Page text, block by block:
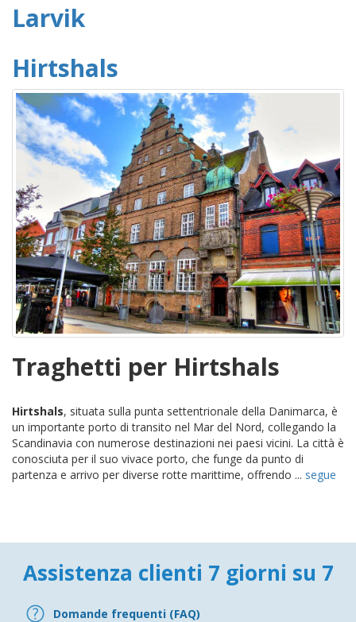
Larvik
Hirtshals
Traghetti per Hirtshals
Hirtshals, situata sulla punta settentrionale della Danimarca, è
un importante porto di transito nel Mar del Nord, collegando la
Scandinavia con numerose destinazioni nei paesi vicini. La città è
conosciuta per il suo vivace porto, che funge da punto di
partenza e arrivo per diverse rotte marittime, offrendo ... segue
Assistenza clienti 7 giorni su 7
Domande frequenti (FAQ)